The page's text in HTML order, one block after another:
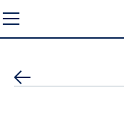
Seiteninhalt
springen